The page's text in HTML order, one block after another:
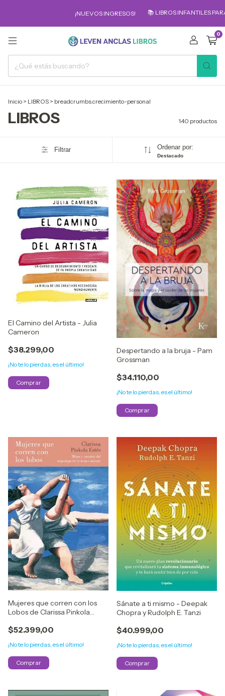
¡NUEVOS INGRESOS! 📚 LIBROS INFANTILES PARA LOS MÁS
0
Inicio > LIBROS > breadcrumbs.crecimiento-personal
LIBROS 140 productos
Filtrar Ordenar por:
Destacado
El Camino del Artista - Julia
Cameron
$38.299,00
¡No te lo pierdas, es el último!
Despertando a la bruja - Pam
Grossman
$34.110,00
¡No te lo pierdas, es el último!
Mujeres que corren con los
Lobos de Clarissa Pinkola
$52.399,00
¡No te lo pierdas, es el último!
Sánate a ti mismo - Deepak
Chopra y Rudolph E. Tanzi
$40.999,00
¡No te lo pierdas, es el último!